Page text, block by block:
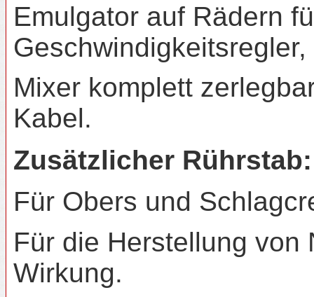
Emulgator auf Rädern
Mixer komplett
Kabel.
Zusätzlicher Rührstab:
Für Obers und
Für die Herstellung von
Wirkung.